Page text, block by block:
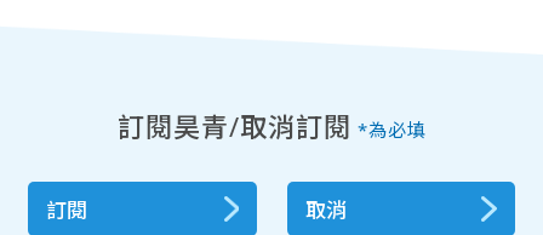
訂閱昊青/取消訂閱 *為必填
訂閱 取消